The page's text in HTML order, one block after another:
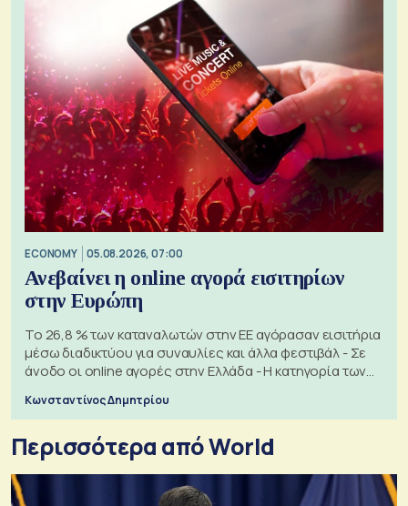
ECONOMY 05.08.2026, 07:00
Ανεβαίνει η online αγορά εισιτηρίων
στην Ευρώπη
Το 26,8 % των καταναλωτών στην ΕΕ αγόρασαν εισιτήρια
μέσω διαδικτύου για συναυλίες και άλλα φεστιβάλ - Σε
άνοδο οι online αγορές στην Ελλάδα - Η κατηγορία των
Κωνσταντίνος Δημητρίου
Περισσότερα από World